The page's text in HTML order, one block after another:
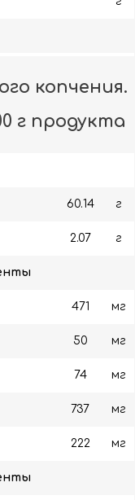
копчения.
г продукта
60.14 г
2.07 г
471 мг
50 мг
74 мг
737 мг
222 мг